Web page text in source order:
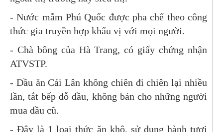
- Nước mắm Phú Quốc được pha chế theo công
thức gia truyền hợp khẩu vị với mọi người.
- Chà bông của Hà Trang, có giấy chứng nhận
ATVSTP.
- Dầu ăn Cái Lân không chiên đi chiên lại nhiều
lần, tắt bếp đỗ dầu, không bán cho những người
mua dầu cũ.
- Đây là 1 loại thức ăn khô, sử dụng hành tươi